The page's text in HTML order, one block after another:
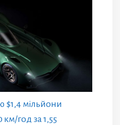
$1,4 мільйони
км/год за 1,55